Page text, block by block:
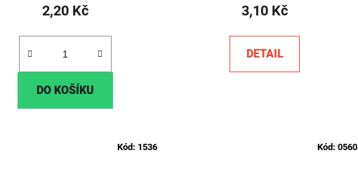
2,20 Kč
DO KOŠÍKU
3,10 Kč
DETAIL
Kód: 1536 Kód: 0560